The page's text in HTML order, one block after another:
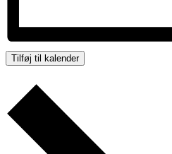
Tilføj til kalender